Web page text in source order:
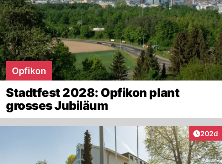
Opfikon
Stadtfest 2028: Opfikon plant
grosses Jubiläum
202d